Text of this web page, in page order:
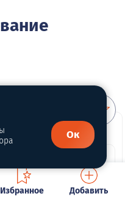
Избранное Добавить
Ок